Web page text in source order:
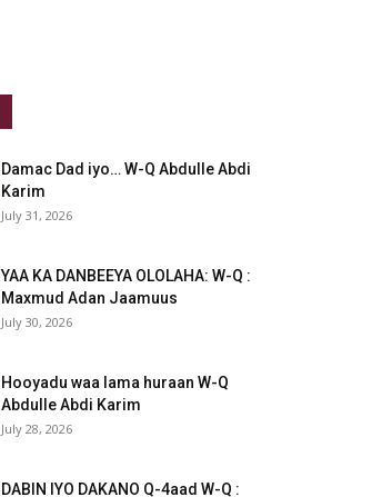
Damac Dad iyo… W-Q Abdulle Abdi
Karim
July 31, 2026
YAA KA DANBEEYA OLOLAHA: W-Q :
Maxmud Adan Jaamuus
July 30, 2026
Hooyadu waa lama huraan W-Q
Abdulle Abdi Karim
July 28, 2026
DABIN IYO DAKANO Q-4aad W-Q :